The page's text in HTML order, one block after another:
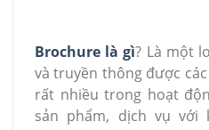
Brochure là gì? Là một
và truyền thông được
rất nhiều trong hoạt
sản phẩm, dịch vụ với